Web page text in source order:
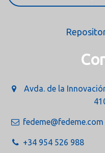
Avda. de la
fedeme@fedeme.com
+34 954 526 988